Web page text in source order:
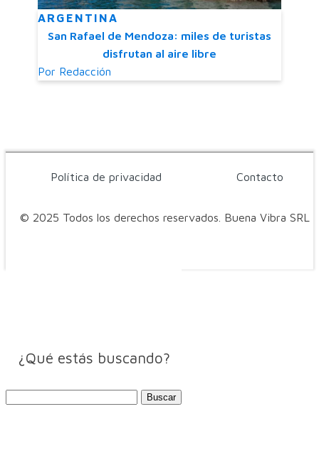
ARGENTINA
San Rafael de Mendoza: miles de turistas
disfrutan al aire libre
Por Redacción
© 2025 Todos los derechos reservados. Buena Vibra SRL
Política de privacidad Contacto
¿Qué estás buscando?